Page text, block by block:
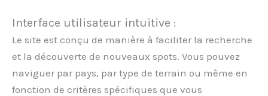
Interface utilisateur intuitive :
Le site est conçu de manière à faciliter la recherche
et la découverte de nouveaux spots. Vous pouvez
naviguer par pays, par type de terrain ou même en
fonction de critères spécifiques que vous